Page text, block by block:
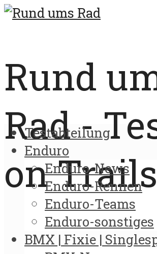
Rund
Rad -
on Trails
Testabteilung
Enduro
Enduro-News
Enduro-Rennen
Enduro-Teams
Enduro-sonstiges
BMX | Fixie |